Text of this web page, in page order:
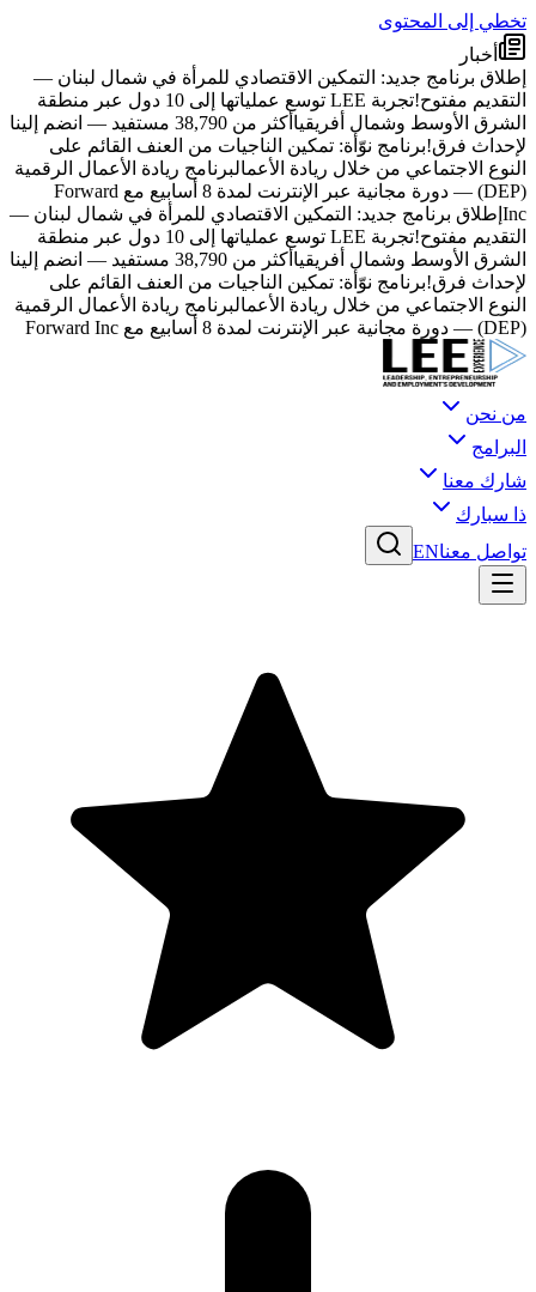
تخطي إلى المحتوى
أخبار
إطلاق برنامج جديد: التمكين الاقتصادي للمرأة في شمال لبنان —
التقديم مفتوح!
تجربة LEE توسع عملياتها إلى 10 دول عبر منطقة
الشرق الأوسط وشمال أفريقيا
أكثر من 38,790 مستفيد — انضم إلينا
لإحداث فرق!برنامج نوّأة: تمكين الناجيات من العنف القائم على
النوع الاجتماعي من خلال ريادة الأعمالبرنامج ريادة الأعمال الرقمية
(DEP) — دورة مجانية عبر الإنترنت لمدة 8 أسابيع مع Forward
Inc إطلاق برنامج جديد: التمكين الاقتصادي للمرأة في شمال لبنان —
التقديم مفتوح!
تجربة LEE توسع عملياتها إلى 10 دول عبر منطقة
الشرق الأوسط وشمال أفريقيا
أكثر من 38,790 مستفيد — انضم إلينا
لإحداث فرق!برنامج نوّأة: تمكين الناجيات من العنف القائم على
النوع الاجتماعي من خلال ريادة الأعمالبرنامج ريادة الأعمال الرقمية
(DEP) — دورة مجانية عبر الإنترنت لمدة 8 أسابيع مع Forward Inc
من نحن
البرامج
شارك معنا
ذا سبارك
تواصل معناEN